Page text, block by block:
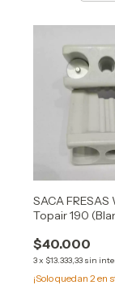
SACA
Topair 190
$40.000
3x $13.333,33 sin
¡Solo quedan 2 en